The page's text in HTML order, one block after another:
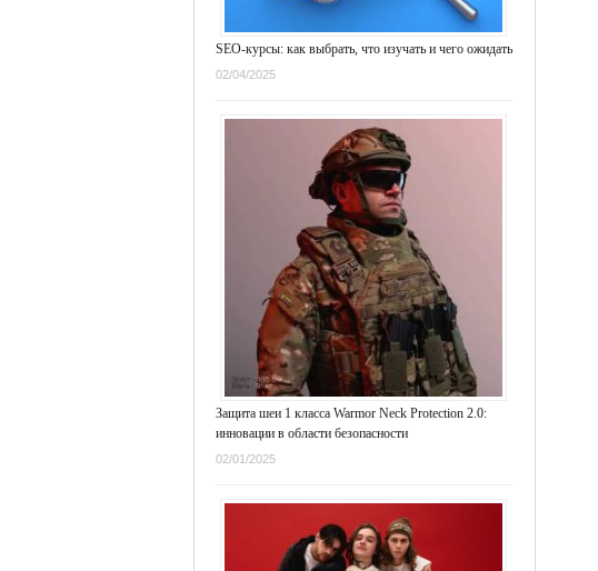
SEO-курсы: как выбрать, что изучать и чего ожидать
02/04/2025
Защита шеи 1 класса Warmor Neck Protection 2.0:
инновации в области безопасности
02/01/2025